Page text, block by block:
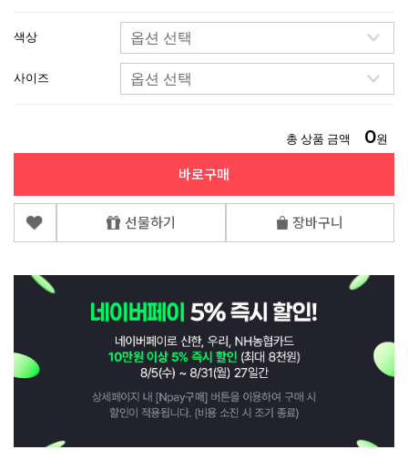
색상
사이즈
총 상품 금액 0원
바로구매
선물하기 장바구니